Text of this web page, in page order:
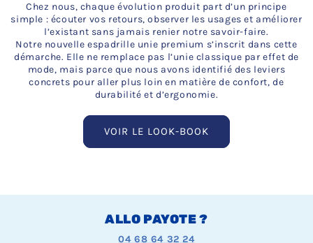
Chez nous, chaque évolution produit part d’un principe
simple : écouter vos retours, observer les usages et améliorer
l’existant sans jamais renier notre savoir-faire.
Notre nouvelle espadrille unie premium s’inscrit dans cette
démarche. Elle ne remplace pas l’unie classique par effet de
mode, mais parce que nous avons identifié des leviers
concrets pour aller plus loin en matière de confort, de
durabilité et d’ergonomie.
VOIR LE LOOK-BOOK
ALLO PAYOTE ?
04 68 64 32 24